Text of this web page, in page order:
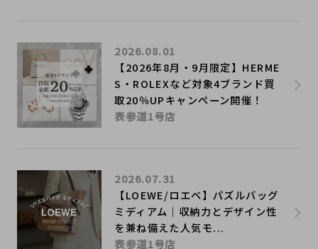
【2026年8月・9月限定】HERME
S・ROLEXなど対象4ブランド買
取20％UPキャンペーン開催！
2026.08.01
表参道1号店
【LOEWE/ロエベ】パズルバッグ
ミディアム｜収納力とデザイン性
を兼ね備えた人気モ...
2026.07.31
表参道1号店